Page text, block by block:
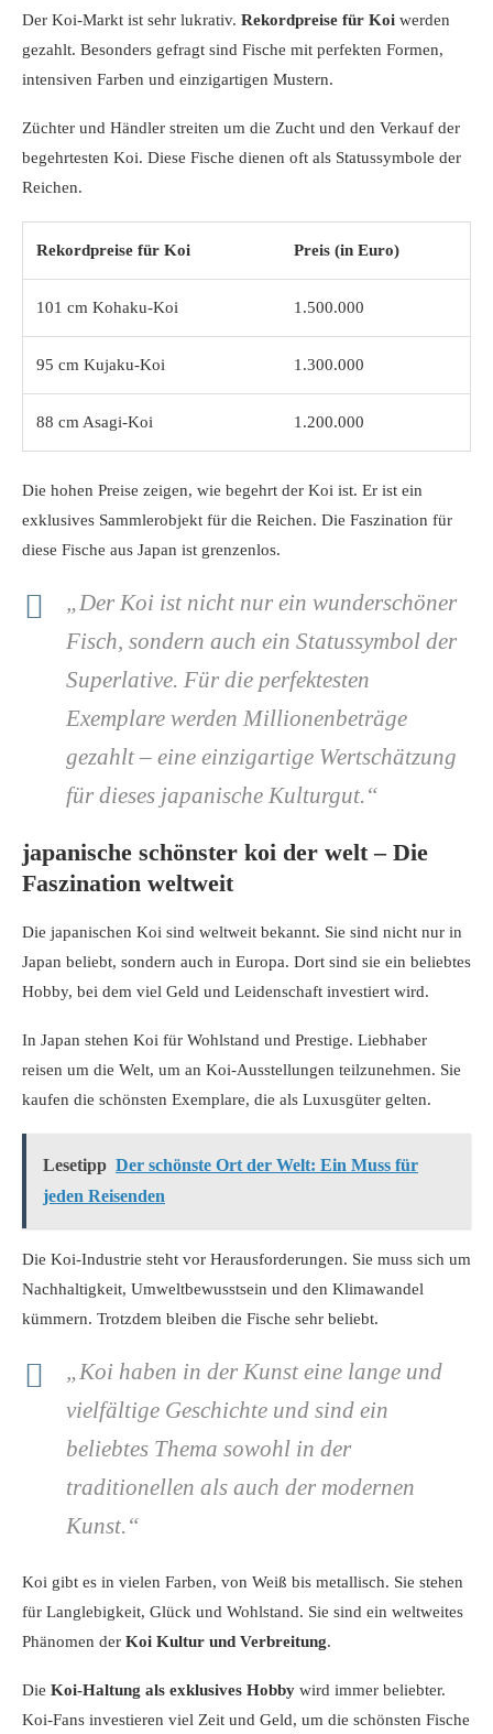
Der Koi-Markt ist sehr lukrativ. Rekordpreise für Koi werden
gezahlt. Besonders gefragt sind Fische mit perfekten Formen,
intensiven Farben und einzigartigen Mustern.
Züchter und Händler streiten um die Zucht und den Verkauf der
begehrtesten Koi. Diese Fische dienen oft als Statussymbole der
Reichen.
Rekordpreise für Koi Preis (in Euro)
101 cm Kohaku-Koi 1.500.000
95 cm Kujaku-Koi 1.300.000
88 cm Asagi-Koi 1.200.000
Die hohen Preise zeigen, wie begehrt der Koi ist. Er ist ein
exklusives Sammlerobjekt für die Reichen. Die Faszination für
diese Fische aus Japan ist grenzenlos.
„Der Koi ist nicht nur ein wunderschöner
Fisch, sondern auch ein Statussymbol der
Superlative. Für die perfektesten
Exemplare werden Millionenbeträge
gezahlt – eine einzigartige Wertschätzung
für dieses japanische Kulturgut.“
japanische schönster koi der welt – Die
Faszination weltweit
Die japanischen Koi sind weltweit bekannt. Sie sind nicht nur in
Japan beliebt, sondern auch in Europa. Dort sind sie ein beliebtes
Hobby, bei dem viel Geld und Leidenschaft investiert wird.
In Japan stehen Koi für Wohlstand und Prestige. Liebhaber
reisen um die Welt, um an Koi-Ausstellungen teilzunehmen. Sie
kaufen die schönsten Exemplare, die als Luxusgüter gelten.
Lesetipp Der schönste Ort der Welt: Ein Muss für
jeden Reisenden
Die Koi-Industrie steht vor Herausforderungen. Sie muss sich um
Nachhaltigkeit, Umweltbewusstsein und den Klimawandel
kümmern. Trotzdem bleiben die Fische sehr beliebt.
„Koi haben in der Kunst eine lange und
vielfältige Geschichte und sind ein
beliebtes Thema sowohl in der
traditionellen als auch der modernen
Kunst.“
Koi gibt es in vielen Farben, von Weiß bis metallisch. Sie stehen
für Langlebigkeit, Glück und Wohlstand. Sie sind ein weltweites
Phänomen der Koi Kultur und Verbreitung.
Die Koi-Haltung als exklusives Hobby wird immer beliebter.
Koi-Fans investieren viel Zeit und Geld, um die schönsten Fische